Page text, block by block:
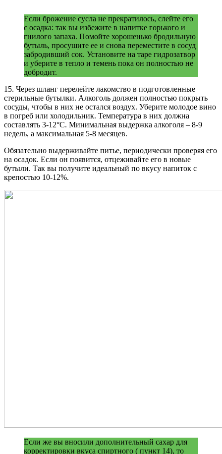
Если брожение сусла не прекратилось, слейте его
с осадка: так вы избежите в напитке горького и
гнилого запаха. Помойте хорошенько бродильную
бутыль, просушите ее и снова переместите в сосуд
забродивший сок. Установите на таре гидрозатвор
и уберите в тепло и темень пока он полностью не
добродит.
15. Через шланг перелейте лакомство в подготовленные
стерильные бутылки. Алкоголь должен полностью покрыть
сосуды, чтобы в них не остался воздух. Уберите молодое вино
в погреб или холодильник. Температура в них должна
составлять 3-12°C. Минимальная выдержка алкоголя – 8-9
недель, а максимальная 5-8 месяцев.
Обязательно выдерживайте питье, периодически проверяя его
на осадок. Если он появится, отцеживайте его в новые
бутыли. Так вы получите идеальный по вкусу напиток с
крепостью 10-12%.
Если же вы вносили дополнительный сахар для
корректировки вкуса спиртного ( пункт 14), то